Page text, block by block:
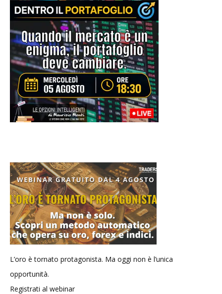
L’oro è tornato protagonista. Ma oggi non è l’unica
opportunità.
Registrati al webinar